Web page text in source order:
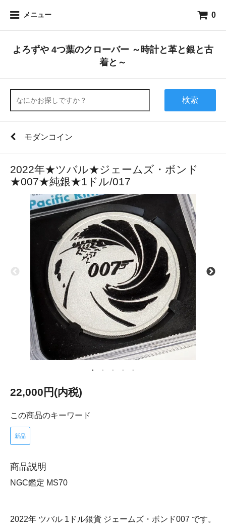
メニュー 0
よろずや 4つ葉のクローバー ～時計と革と銀と古
着と～
検索
モダンコイン
2022年★ツバル★ジェームズ・ボンド
★007★純銀★1ドル/017
22,000円(内税)
この商品のキーワード
新品
商品説明
NGC鑑定 MS70
2022年 ツバル 1ドル銀貨 ジェームズ・ボンド007 です。